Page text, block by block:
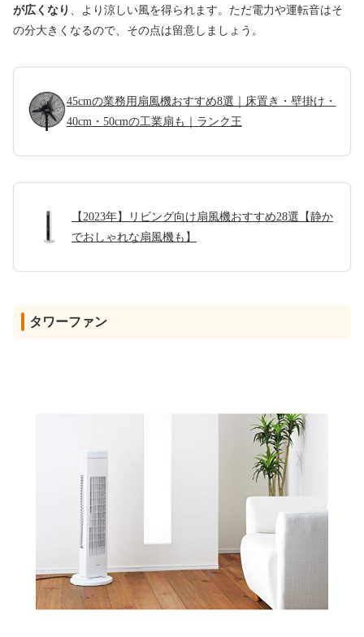
が広くなり
、より涼しい風を得られます。ただ電力や運転音はそ
の分大きくなるので、その点は留意しましょう。
45cmの業務用扇風機おすすめ8選｜床置き・壁掛け・
40cm・50cmの工業扇も｜ランク王
【2023年】リビング向け扇風機おすすめ28選【静か
でおしゃれな扇風機も】
タワーファン